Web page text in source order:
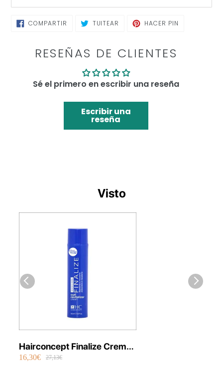
COMPARTIR COMPARTIRTUITEAR TUITEARHACER PIN
RESEÑAS DE CLIENTES
Sé el primero en escribir una reseña
Escribir una
reseña
Visto
Hairconcept Finalize Crema
Curl Revitalizer 150 ml
16,30€ 27,13€